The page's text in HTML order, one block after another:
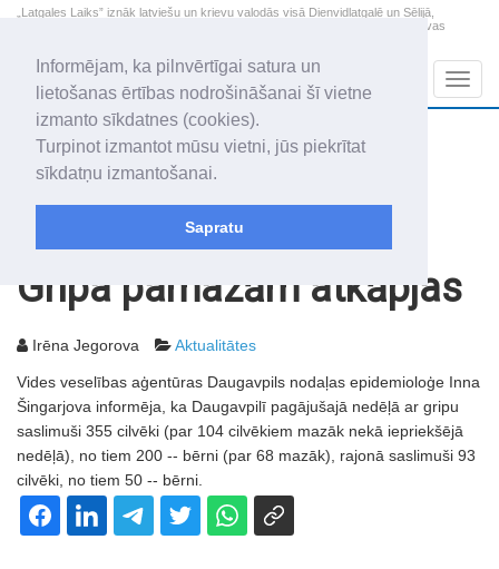
Informējam, ka pilnvērtīgai satura un
lietošanas ērtības nodrošināšanai šī vietne
izmanto sīkdatnes (cookies).
Turpinot izmantot mūsu vietni, jūs piekrītat
sīkdatņu izmantošanai.
Sapratu
„Latgales Laiks” iznāk latviešu un krievu valodās visā Dienvidlatgalē un Sēlijā,
„Latgales Laiks” latviešu valodā aptver Daugavpils valstspilsētu, Augšdaugavas
2026. gada 8. augusts
Sestdiena
Mudīte, Vladislava, Vladislavs
+12.3
Gripa pamazām atkāpjas
Irēna Jegorova Aktualitātes
Vides veselības aģentūras Daugavpils nodaļas epidemioloģe Inna
Šingarjova informēja, ka Daugavpilī pagājušajā nedēļā ar gripu
saslimuši 355 cilvēki (par 104 cilvēkiem mazāk nekā iepriekšējā
nedēļā), no tiem 200 -- bērni (par 68 mazāk), rajonā saslimuši 93
cilvēki, no tiem 50 -- bērni.